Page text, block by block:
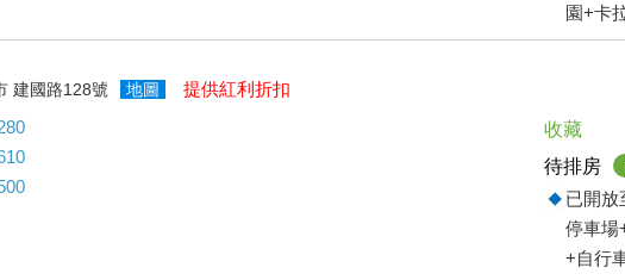
園+卡
建國路128號 地圖
提供紅利折扣
收藏
待排房
已開放
停車場
+自行